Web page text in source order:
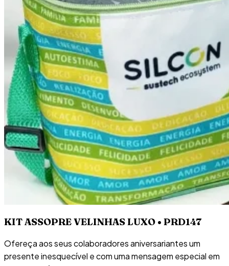
KIT ASSOPRE VELINHAS LUXO • PRD147
Ofereça aos seus colaboradores aniversariantes um
presente inesquecível e com uma mensagem especial em